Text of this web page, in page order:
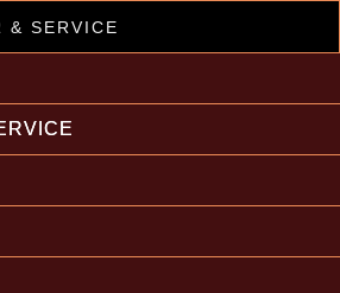
& SERVICE
& Audiotechnik
Reparatur